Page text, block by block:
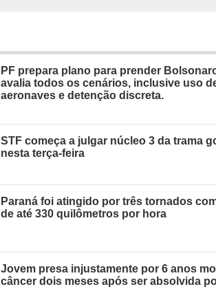
PF prepara plano para prender
avalia todos os cenários, inclusive uso
aeronaves e detenção discreta.
STF começa a julgar núcleo 3 da trama
nesta terça-feira
Paraná foi atingido por três tornados
de até 330 quilômetros por hora
Jovem presa injustamente por 6 anos
câncer dois meses após ser absolvida